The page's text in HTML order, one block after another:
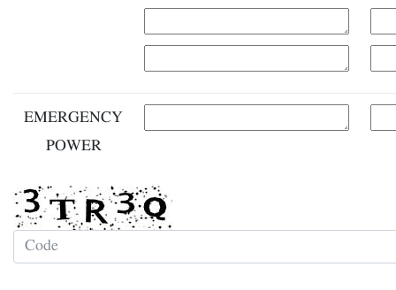
EMERGENCY
POWER